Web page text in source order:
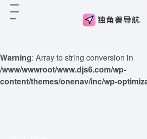
Warning: Array to string conversion in
/www/wwwroot/www.djs6.com/wp-
content/themes/onenav/inc/wp-